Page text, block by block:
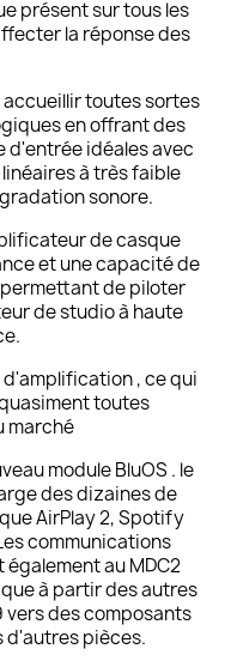
présent sur tous les
la réponse des
accueillir toutes sortes
en offrant des
idéales avec
à très faible
sonore.
de casque
et une capacité de
de piloter
de studio à haute
, ce qui
toutes
marché
moduleBluOS . le
des dizaines de
AirPlay 2, Spotify
communications
au MDC2
à partir des autres
des composants
d'autres pièces.